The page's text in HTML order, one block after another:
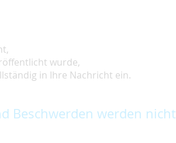
wurde,
in Ihre Nachricht ein.
Beschwerden werden nicht